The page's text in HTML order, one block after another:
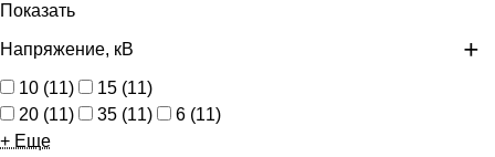
Показать
Напряжение, кВ
10 (11) 15 (11)
20 (11) 35 (11) 6 (11)
+ Еще